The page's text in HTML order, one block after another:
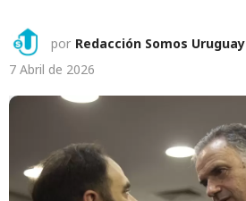
por Redacción Somos Uruguay
7 Abril de 2026